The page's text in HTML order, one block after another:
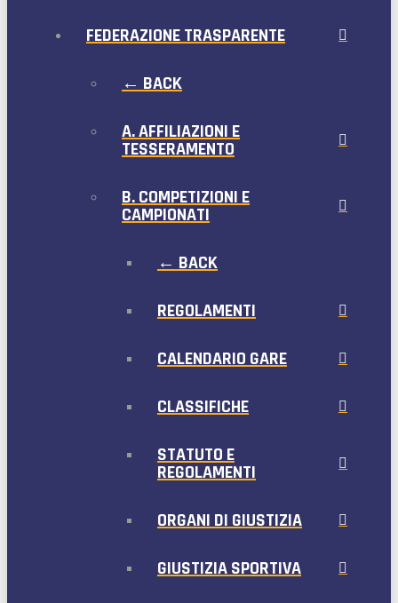
FEDERAZIONE TRASPARENTE
← BACK
A. AFFILIAZIONI E
TESSERAMENTO
B. COMPETIZIONI E
CAMPIONATI
← BACK
REGOLAMENTI
CALENDARIO GARE
CLASSIFICHE
STATUTO E
REGOLAMENTI
ORGANI DI GIUSTIZIA
GIUSTIZIA SPORTIVA